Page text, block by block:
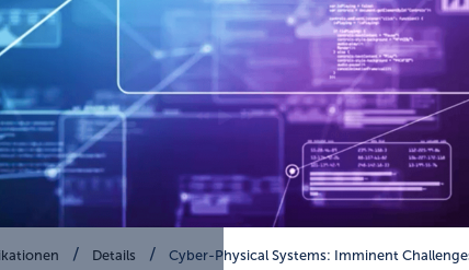
Details Cyber-Physical Systems: Imminent